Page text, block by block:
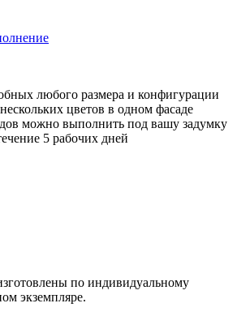
любого размера и конфигурации
цветов в одном фасаде
можно выполнить под вашу задумку
5 рабочих дней
по индивидуальному
экземпляре.